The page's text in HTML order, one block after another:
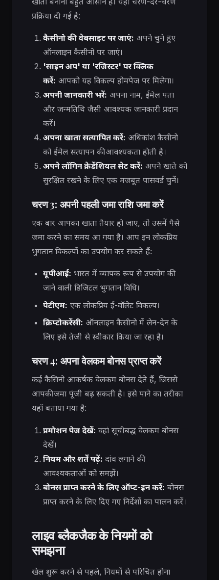
प्रक्रिया दी गई है:
कैसीनो की वेबसाइट पर जाएं: अपने चुने हुए
ऑनलाइन कैसीनो पर जाएं।
'साइन अप' या 'रजिस्टर' पर क्लिक
करें: आपको यह विकल्प होमपेज पर मिलेगा।
अपनी जानकारी भरें: अपना नाम, ईमेल पता
और जन्मतिथि जैसी आवश्यक जानकारी प्रदान
करें।
अपना खाता सत्यापित करें: अधिकांश कैसीनो
को ईमेल सत्यापन की आवश्यकता होती है।
अपने लॉगिन क्रेडेंशियल सेट करें: अपने खाते को
सुरक्षित रखने के लिए एक मजबूत पासवर्ड चुनें।
चरण 3: अपनी पहली जमा राशि जमा करें
एक बार आपका खाता तैयार हो जाए, तो उसमें पैसे
जमा करने का समय आ गया है। आप इन लोकप्रिय
भुगतान विकल्पों का उपयोग कर सकते हैं:
यूपीआई: भारत में व्यापक रूप से उपयोग की
जाने वाली डिजिटल भुगतान विधि।
पेटीएम: एक लोकप्रिय ई-वॉलेट विकल्प।
क्रिप्टोकरेंसी: ऑनलाइन कैसीनो में लेन-देन के
लिए इसे तेजी से स्वीकार किया जा रहा है।
चरण 4: अपना वेलकम बोनस प्राप्त करें
कई कैसिनो आकर्षक वेलकम बोनस देते हैं, जिससे
आपकी जमा पूंजी बढ़ सकती है। इसे पाने का तरीका
यहाँ बताया गया है:
प्रमोशन पेज देखें: वहां सूचीबद्ध वेलकम बोनस
देखें।
नियम और शर्तें पढ़ें: दांव लगाने की
आवश्यकताओं को समझें।
बोनस प्राप्त करने के लिए ऑप्ट-इन करें: बोनस
प्राप्त करने के लिए दिए गए निर्देशों का पालन करें।
लाइव ब्लैकजैक के नियमों को
समझना
खेल शुरू करने से पहले, नियमों से परिचित होना